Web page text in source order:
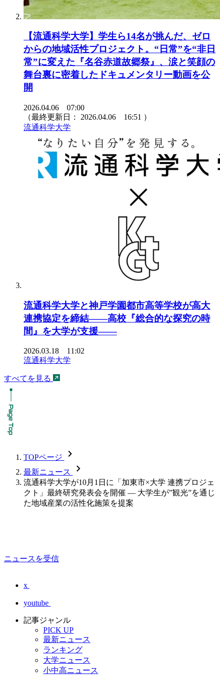
【流通科学大学】学生ら14名が挑んだ、ゼロ
からの地域活性プロジェクト。“日常”を“非日
常”に変えた『名谷赤道故郷祭』、涙と笑顔の
舞台裏に密着したドキュメンタリー動画を公
開
2026.04.06 07:00
（最終更新日： 2026.04.06 16:51 ）
流通科学大学
流通科学大学と神戸学園都市高等学校が高大
連携協定を締結――高校『総合的な探究の時
間』を大学が支援――
2026.03.18 11:02
流通科学大学
すべてを見る
TOPページ chevron_forward
最新ニュース chevron_forward
流通科学大学が10月1日に「加東市×大学 連携プロジェ
クト」最終研究発表会を開催 — 大学生が”観光”を通じ
た地域産業の活性化施策を提案
ニュースを受信
x
youtube
記事ジャンル
PICK UP
最新ニュース
ランキング
大学ニュース
小中高ニュース